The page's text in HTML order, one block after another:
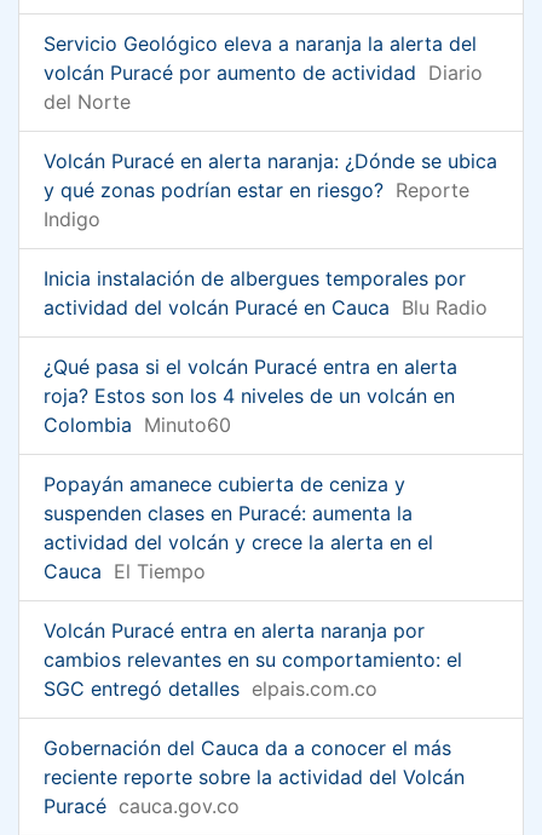
Servicio Geológico eleva a naranja la alerta del
volcán Puracé por aumento de actividad Diario
del Norte
Volcán Puracé en alerta naranja: ¿Dónde se ubica
y qué zonas podrían estar en riesgo? Reporte
Indigo
Inicia instalación de albergues temporales por
actividad del volcán Puracé en Cauca Blu Radio
¿Qué pasa si el volcán Puracé entra en alerta
roja? Estos son los 4 niveles de un volcán en
Colombia Minuto60
Popayán amanece cubierta de ceniza y
suspenden clases en Puracé: aumenta la
actividad del volcán y crece la alerta en el
Cauca El Tiempo
Volcán Puracé entra en alerta naranja por
cambios relevantes en su comportamiento: el
SGC entregó detalles elpais.com.co
Gobernación del Cauca da a conocer el más
reciente reporte sobre la actividad del Volcán
Puracé cauca.gov.co